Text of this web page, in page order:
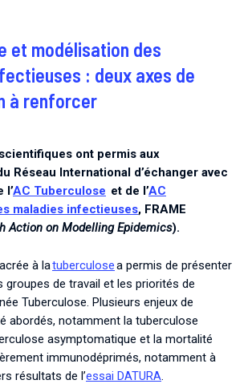
et modélisation des
: deux axes de
à renforcer
ont permis aux
Réseau International d’échanger avec
l’AC Tuberculose et de l’AC
maladies infectieuses, FRAME
Action on Modelling Epidemics).
à latuberculosea permis de présenter
groupes de travail et les priorités de
Tuberculose. Plusieurs enjeux de
abordés, notamment la tuberculose
asymptomatique et la mortalité
immunodéprimés, notamment à
résultats de l’essai DATURA.